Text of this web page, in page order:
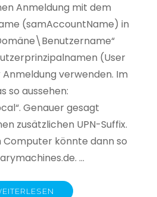
Anmeldung mit dem
(samAccountName) in
(User
verwenden. Im
so aussehen:
Genauer gesagt
zusätzlichen UPN-Suffix.
Computer könnte dann so
…